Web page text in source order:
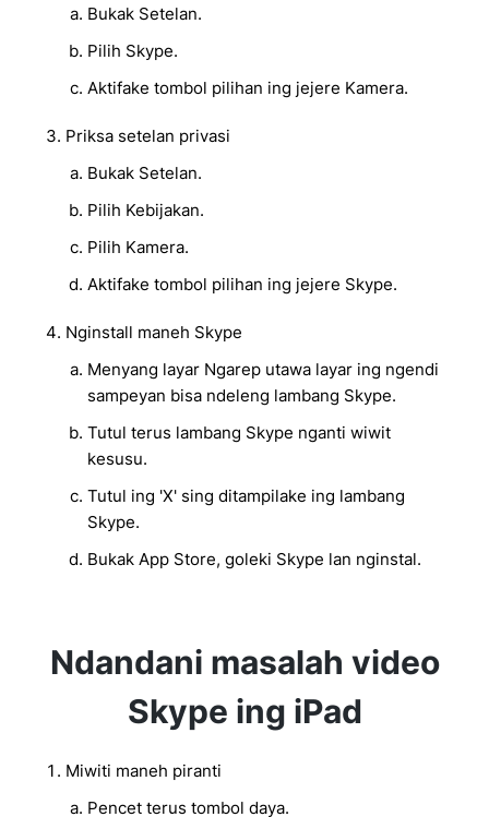
Bukak Setelan.
Pilih Skype.
Aktifake tombol pilihan ing jejere Kamera.
Priksa setelan privasi
Bukak Setelan.
Pilih Kebijakan.
Pilih Kamera.
Aktifake tombol pilihan ing jejere Skype.
Nginstall maneh Skype
Menyang layar Ngarep utawa layar ing ngendi
sampeyan bisa ndeleng lambang Skype.
Tutul terus lambang Skype nganti wiwit
kesusu.
Tutul ing 'X' sing ditampilake ing lambang
Skype.
Bukak App Store, goleki Skype lan nginstal.
Ndandani masalah video
Skype ing iPad
Miwiti maneh piranti
Pencet terus tombol daya.